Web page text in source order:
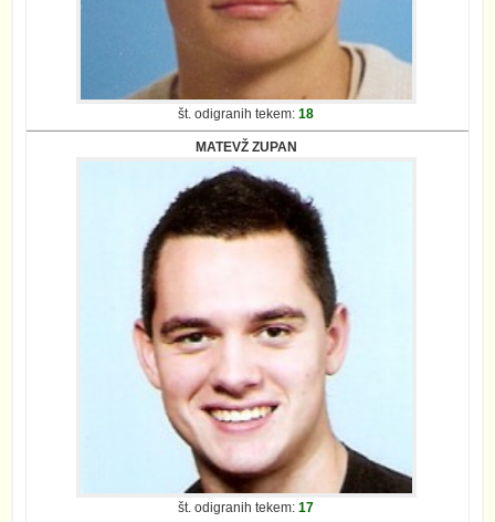
št. odigranih tekem:18
MATEVŽ ZUPAN
št. odigranih tekem:17